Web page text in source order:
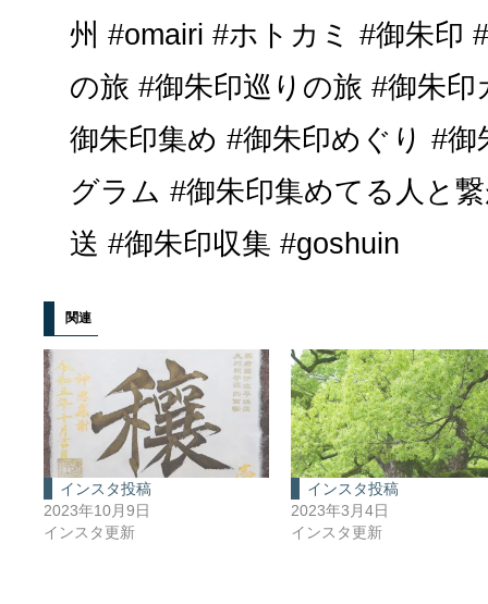
州 #omairi #ホトカミ #御朱印
の旅 #御朱印巡りの旅 #御朱
御朱印集め #御朱印めぐり #
グラム #御朱印集めてる人と
送 #御朱印収集 #goshuin
関連
インスタ投稿
2023年10月9日
インスタ更新
インスタ投稿
2023年3月4日
インスタ更新